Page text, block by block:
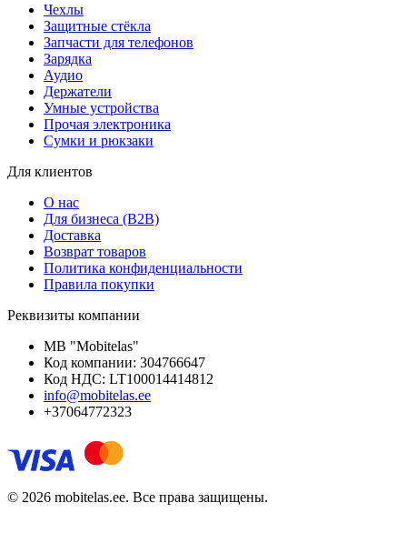
Чехлы
Защитные стёкла
Запчасти для телефонов
Зарядка
Аудио
Держатели
Умные устройства
Прочая электроника
Сумки и рюкзаки
Для клиентов
О нас
Для бизнеса (B2B)
Доставка
Возврат товаров
Политика конфиденциальности
Правила покупки
Реквизиты компании
MB "Mobitelas"
Код компании: 304766647
Код НДС: LT100014414812
info@mobitelas.ee
+37064772323
© 2026 mobitelas.ee. Все права защищены.